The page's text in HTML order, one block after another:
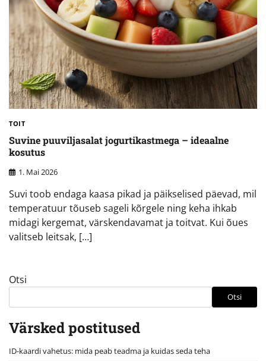
TOIT
Suvine puuviljasalat jogurtikastmega – ideaalne
kosutus
1. Mai 2026
Suvi toob endaga kaasa pikad ja päikselised päevad, mil
temperatuur tõuseb sageli kõrgele ning keha ihkab
midagi kergemat, värskendavamat ja toitvat. Kui õues
valitseb leitsak, […]
Otsi
Otsi
Värsked postitused
ID-kaardi vahetus: mida peab teadma ja kuidas seda teha